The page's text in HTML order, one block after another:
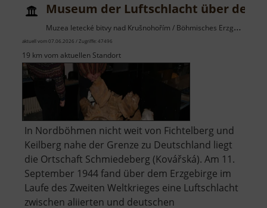
Museum der Luftschlacht über dem
Muzea letecké bitvy nad Krušnohořím / Böhmisches Erzgebirge
aktuell vom 07.06.2026 / Zugriffe: 47496
19 km vom aktuellen Standort
In Nordböhmen nicht weit von Fichtelberg und
Keilberg nahe der Grenze zu Deutschland liegt
die Ortschaft Schmiedeberg (Kovářská). Am 11.
September 1944 fand über dem Erzgebirge im
Laufe des Zweiten Weltkrieges eine Luftschlacht
zwischen aliierten und deutschen